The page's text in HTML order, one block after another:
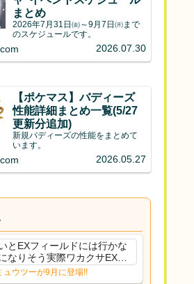
まとめ
2026年7月31日㈮～9月7日㈪まで
のスケジュールです。
2026.07.30
【ポケマス】バディーズ
性能詳細まとめ一覧(5/27
更新分追加)
新規バディーズの性能をまとめて
います。
2026.05.27
とEXフィールドには行かな
なりそう実際ワカクサEXで
行ってないや
ュウツーが9月に登場!!